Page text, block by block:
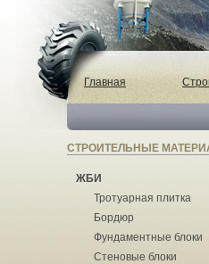
Главная
СТРОИТЕЛЬНЫЕ
ЖБИ
Тротуарная плитка
Бордюр
Фундаментные блоки
Стеновые блоки